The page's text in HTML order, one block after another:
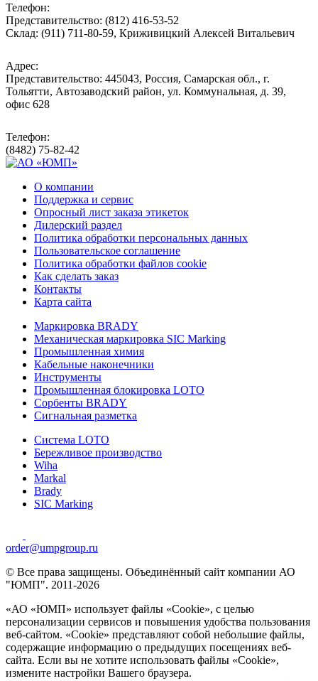
Телефон:
Представительство: (812) 416-53-52
Склад: (911) 711-80-59, Криживицкий Алексей Витальевич
Адрес:
Представительство: 445043, Россия, Самарская обл., г.
Тольятти, Автозаводский район, ул. Коммунальная, д. 39,
офис 628
Телефон:
(8482) 75-82-42
О компании
Поддержка и сервис
Опросный лист заказа этикеток
Дилерский раздел
Политика обработки персональных данных
Пользовательское соглашение
Политика обработки файлов cookie
Как сделать заказ
Контакты
Карта сайта
Маркировка BRADY
Механическая маркировка SIC Marking
Промышленная химия
Кабельные наконечники
Инструменты
Промышленная блокировка LOTO
Сорбенты BRADY
Сигнальная разметка
Система LOTO
Бережливое производство
Wiha
Markal
Brady
SIC Marking
order@umpgroup.ru
© Все права защищены. Объединённый сайт компании АО
"ЮМП". 2011-2026
«АО «ЮМП» использует файлы «Сookie», с целью
персонализации сервисов и повышения удобства пользования
веб-сайтом. «Cookie» представляют собой небольшие файлы,
содержащие информацию о предыдущих посещениях веб-
сайта. Если вы не хотите использовать файлы «Сookie»,
измените настройки Вашего браузера.